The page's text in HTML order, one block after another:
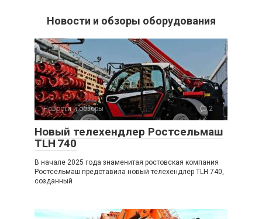
Новости и обзоры оборудования
Новости и обзоры 2
Новый телехендлер Ростсельмаш
TLH 740
В начале 2025 года знаменитая ростовская компания
Ростсельмаш представила новый телехендлер TLH 740,
созданный